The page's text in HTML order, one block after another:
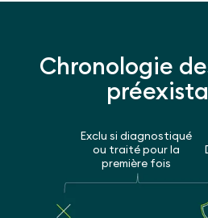
Chronologie
Exclu si diagnostiqué
ou traité pour la
première fois